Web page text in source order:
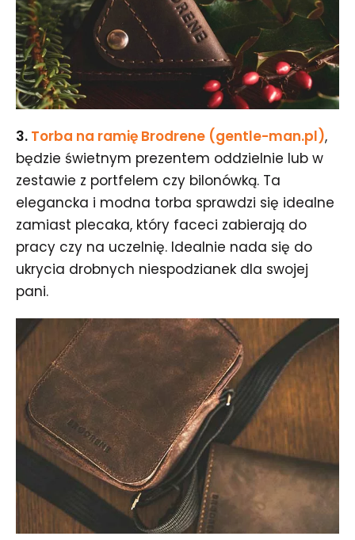
3. Torba na ramię Brodrene (gentle-man.pl),
będzie świetnym prezentem oddzielnie lub w
zestawie z portfelem czy bilonówką. Ta
elegancka i modna torba sprawdzi się idealne
zamiast plecaka, który faceci zabierają do
pracy czy na uczelnię. Idealnie nada się do
ukrycia drobnych niespodzianek dla swojej
pani.